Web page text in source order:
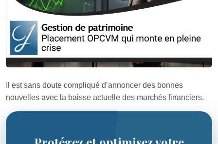
Il est sans doute compliqué d’annoncer des bonnes
nouvelles avec la baisse actuelle des marchés financiers.